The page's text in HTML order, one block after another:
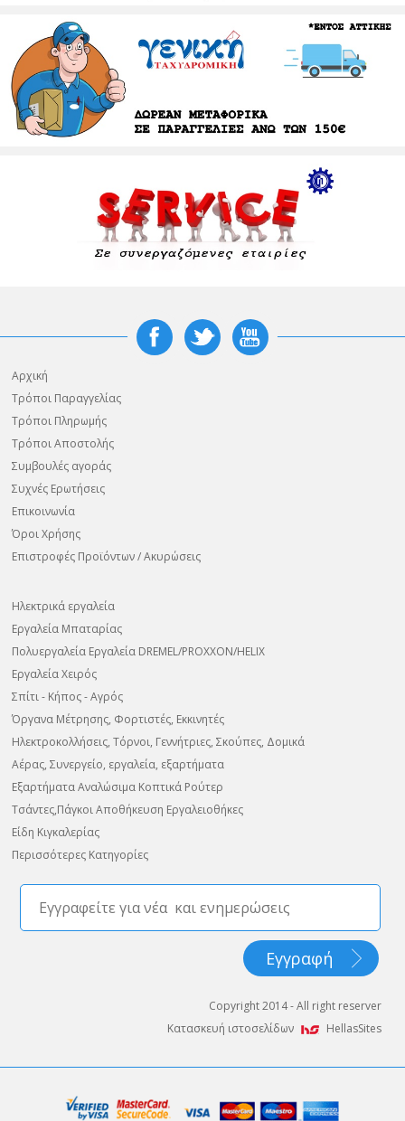
Αρχική
Τρόποι Παραγγελίας
Τρόποι Πληρωμής
Τρόποι Αποστολής
Συμβουλές αγοράς
Συχνές Ερωτήσεις
Επικοινωνία
Όροι Χρήσης
Επιστροφές Προϊόντων / Ακυρώσεις
Ηλεκτρικά εργαλεία
Εργαλεία Μπαταρίας
Πολυεργαλεία Εργαλεία DREMEL/PROXXON/HELIX
Εργαλεία Χειρός
Σπίτι - Κήπος - Αγρός
Όργανα Μέτρησης, Φορτιστές, Εκκινητές
Ηλεκτροκολλήσεις, Τόρνοι, Γεννήτριες, Σκούπες, Δομικά
Αέρας, Συνεργείο, εργαλεία, εξαρτήματα
Εξαρτήματα Αναλώσιμα Κοπτικά Ρούτερ
Τσάντες,Πάγκοι Αποθήκευση Εργαλειοθήκες
Είδη Κιγκαλερίας
Περισσότερες Κατηγορίες
Copyright 2014 - All right reserver
Κατασκευή ιστοσελίδων
HellasSites